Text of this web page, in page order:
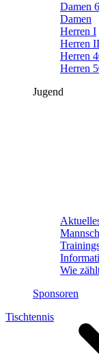
Damen
Damen
Herren I
Herren II
Herren
Herren
Jugend
Wie
Sponsoren
Tischtennis